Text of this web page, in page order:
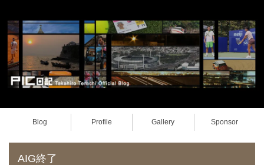
Blog Profile Gallery Sponsor
AIG終了